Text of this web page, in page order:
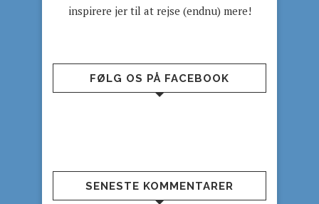
inspirere jer til at rejse (endnu) mere!
FØLG OS PÅ FACEBOOK
SENESTE KOMMENTARER